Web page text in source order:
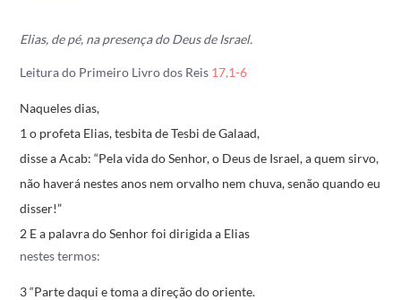
Elias, de pé, na presença do Deus de Israel.
Leitura do Primeiro Livro dos Reis 17,1-6
Naqueles dias,
1 o profeta Elias, tesbita de Tesbi de Galaad,
disse a Acab: “Pela vida do Senhor, o Deus de Israel, a quem sirvo,
não haverá nestes anos nem orvalho nem chuva,senão quando eu
disser!”
2 E a palavra do Senhor foi dirigida a Elias
nestes termos:
3 “Parte daqui e toma a direção do oriente.